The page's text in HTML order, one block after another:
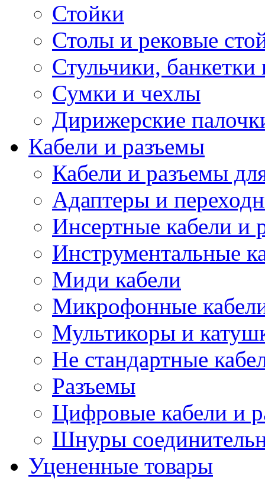
Стойки
Столы и рековые
Стульчики, банкетки
Сумки и чехлы
Дирижерские
Кабели и разъемы
Кабели и разъемы
Адаптеры и
Инсертные кабели и
Инструментальные
Миди кабели
Микрофонные
Мультикоры и
Не стандартные
Разъемы
Цифровые кабели и
Шнуры
Уцененные товары